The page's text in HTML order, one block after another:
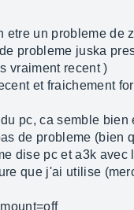
etre un probleme de
probleme juska
vraiment recent )
et fraichement
pc, ca semble bien
de probleme (bien
dise pc et a3k avec
que j'ai utilise